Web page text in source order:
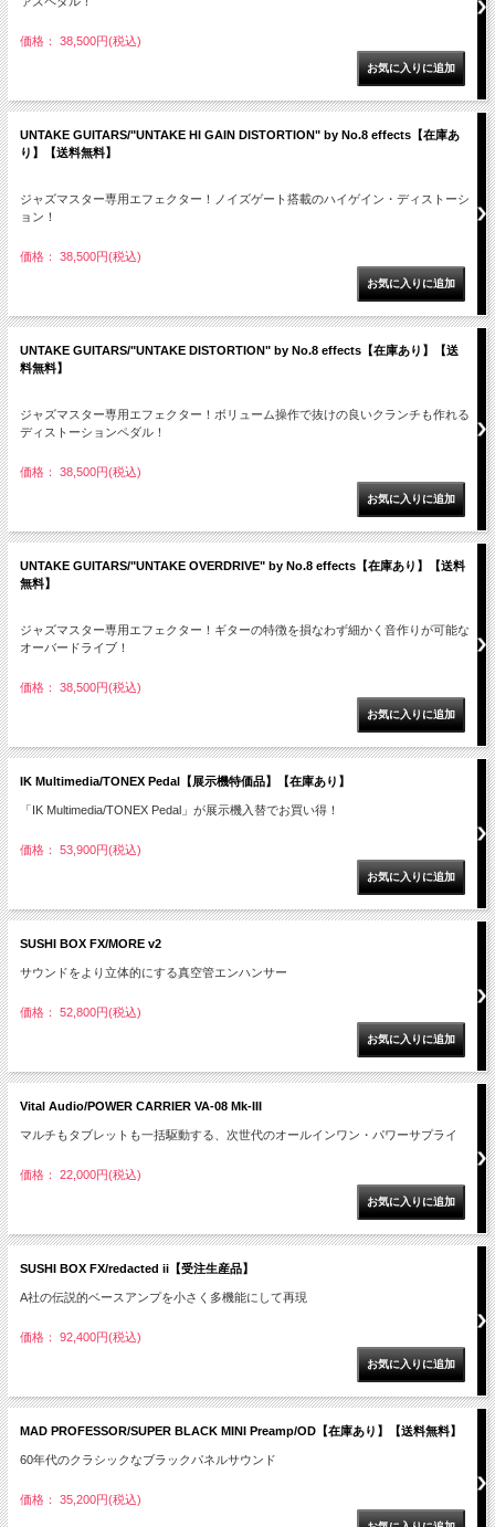
価格： 38,500円(税込)
UNTAKE GUITARS/"UNTAKE HI GAIN DISTORTION" by No.8 effects【在庫あ
り】【送料無料】
ジャズマスター専用エフェクター！ノイズゲート搭載のハイゲイン・ディストーシ
ョン！
価格： 38,500円(税込)
UNTAKE GUITARS/"UNTAKE DISTORTION" by No.8 effects【在庫あり】【送
料無料】
ジャズマスター専用エフェクター！ボリューム操作で抜けの良いクランチも作れる
ディストーションペダル！
価格： 38,500円(税込)
UNTAKE GUITARS/"UNTAKE OVERDRIVE" by No.8 effects【在庫あり】【送料
無料】
ジャズマスター専用エフェクター！ギターの特徴を損なわず細かく音作りが可能な
オーバードライブ！
価格： 38,500円(税込)
IK Multimedia/TONEX Pedal【展示機特価品】【在庫あり】
「IK Multimedia/TONEX Pedal」が展示機入替でお買い得！
価格： 53,900円(税込)
SUSHI BOX FX/MORE v2
サウンドをより立体的にする真空管エンハンサー
価格： 52,800円(税込)
Vital Audio/POWER CARRIER VA-08 Mk-III
マルチもタブレットも一括駆動する、次世代のオールインワン・パワーサプライ
価格： 22,000円(税込)
SUSHI BOX FX/redacted ii【受注生産品】
A社の伝説的ベースアンプを小さく多機能にして再現
価格： 92,400円(税込)
MAD PROFESSOR/SUPER BLACK MINI Preamp/OD【在庫あり】【送料無料】
60年代のクラシックなブラックパネルサウンド
価格： 35,200円(税込)